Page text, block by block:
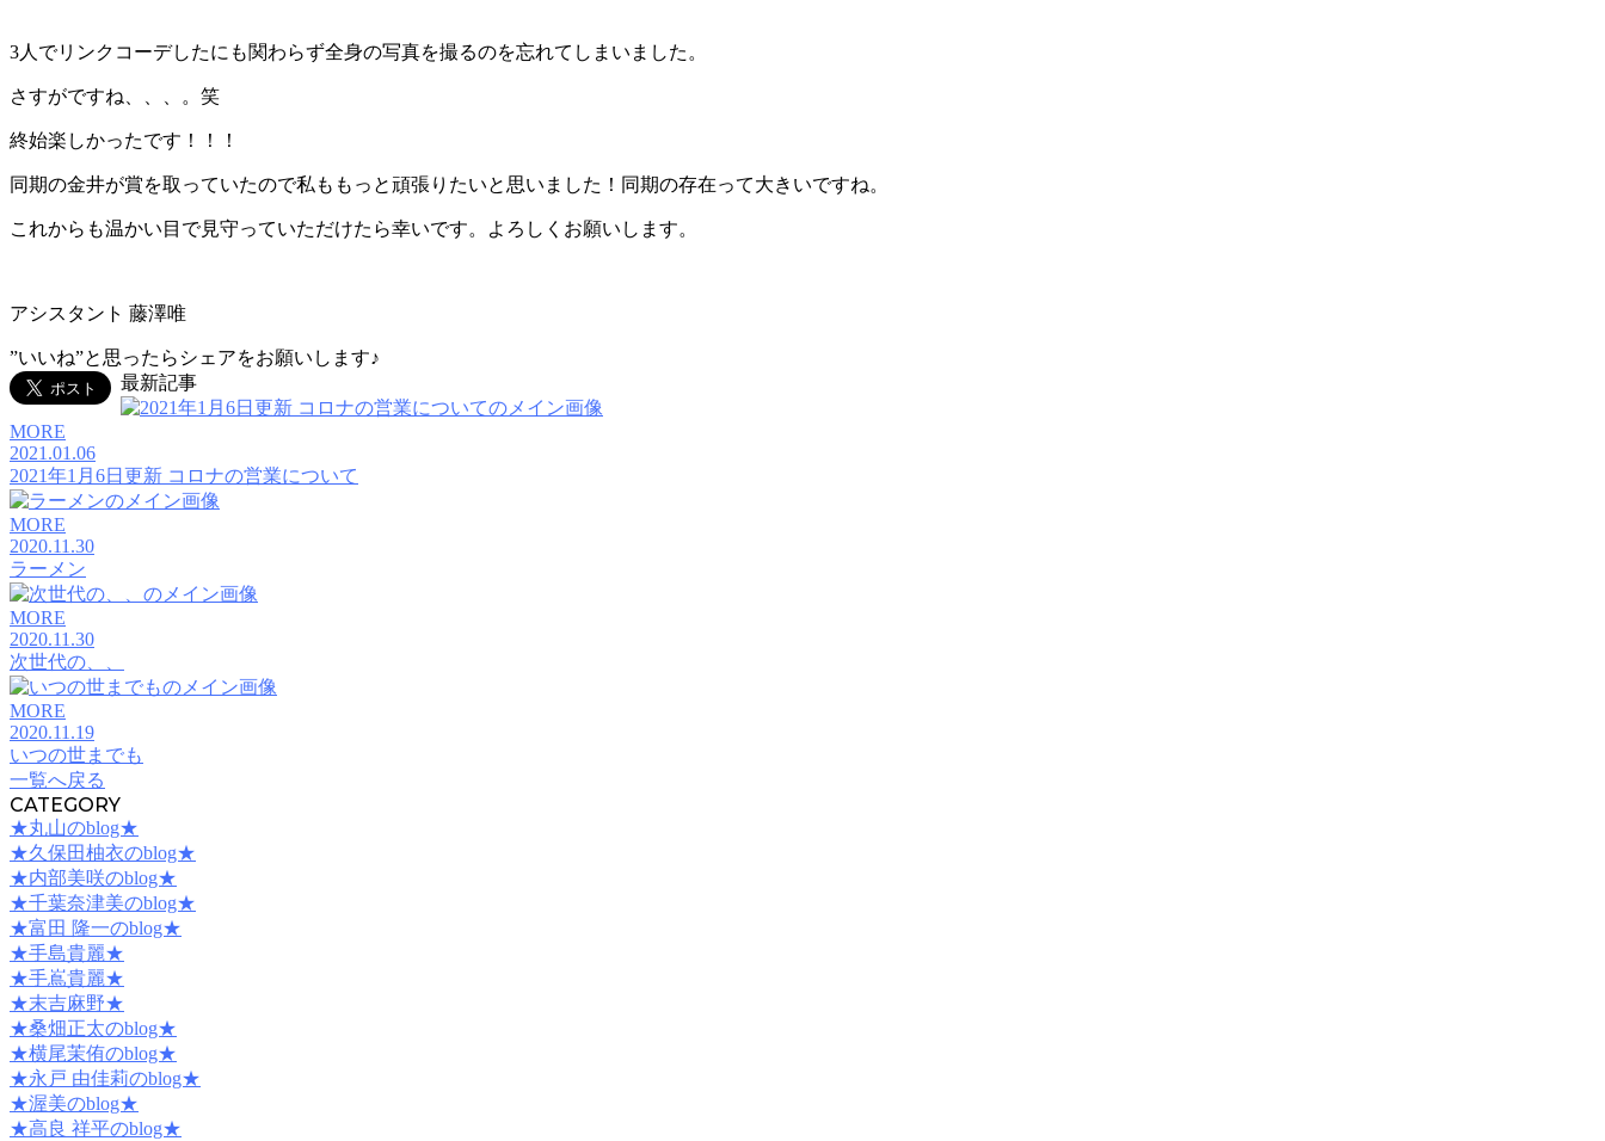
3人でリンクコーデしたにも関わらず全身の写真を撮るのを忘れてしまいました。
さすがですね、、、。笑
終始楽しかったです！！！
同期の金井が賞を取っていたので私ももっと頑張りたいと思いました！同期の存在って大きいですね。
これからも温かい目で見守っていただけたら幸いです。よろしくお願いします。
アシスタント 藤澤唯
”いいね”と思ったらシェアをお願いします♪
最新記事
MORE
2021.01.06
2021年1月6日更新 コロナの営業について
MORE
2020.11.30
ラーメン
MORE
2020.11.30
次世代の、、
MORE
2020.11.19
いつの世までも
一覧へ戻る
CATEGORY
★丸山のblog★
★久保田柚衣のblog★
★内部美咲のblog★
★千葉奈津美のblog★
★富田 隆一のblog★
★手島貴麗★
★手嶌貴麗★
★末吉麻野★
★桑畑正太のblog★
★横尾茉侑のblog★
★永戸 由佳莉のblog★
★渥美のblog★
★高良 祥平のblog★